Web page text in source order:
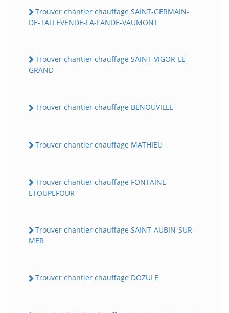
Trouver chantier chauffage SAINT-GERMAIN-
DE-TALLEVENDE-LA-LANDE-VAUMONT
Trouver chantier chauffage SAINT-VIGOR-LE-
GRAND
Trouver chantier chauffage BENOUVILLE
Trouver chantier chauffage MATHIEU
Trouver chantier chauffage FONTAINE-
ETOUPEFOUR
Trouver chantier chauffage SAINT-AUBIN-SUR-
MER
Trouver chantier chauffage DOZULE